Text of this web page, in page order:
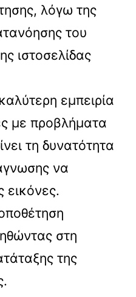
λόγω της
του
ιστοσελίδας
εμπειρία
με προβλήματα
τη δυνατότητα
να
εικόνες.
στη
της